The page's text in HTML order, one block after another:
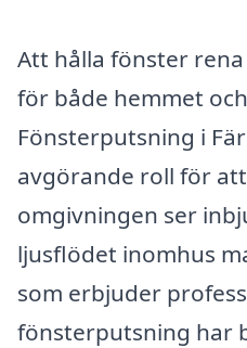
Att hålla fönster
för både hemmet
Fönsterputsning i
avgörande roll för
omgivningen ser
ljusflödet inomhus
som erbjuder
fönsterputsning har